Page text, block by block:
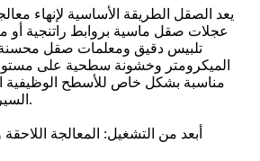
يعد الصقل الطريقة الأساسية لإنهاء
عجلات صقل ماسية بروابط راتنجية أو
تلبيس دقيق ومعلمات صقل
الميكرومتر وخشونة سطحية على مستوى
مناسبة بشكل خاص للأسطح الوظيفية
السيراميك ومجاري المحامل.
أبعد من التشغيل: المعالجة